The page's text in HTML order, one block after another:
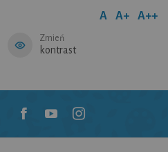
Zmień
kontrast
A A+ A++